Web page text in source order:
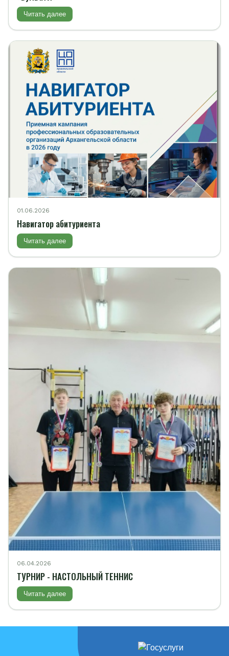
Читать далее
01.06.2026
Навигатор абитуриента
Читать далее
06.04.2026
ТУРНИР - НАСТОЛЬНЫЙ ТЕННИС
Читать далее